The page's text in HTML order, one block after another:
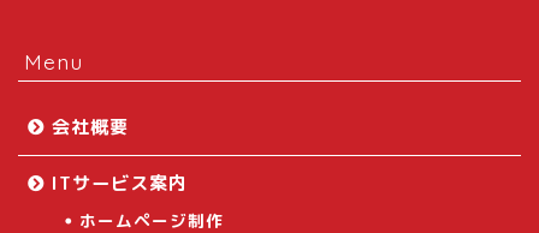
Menu
会社概要
ITサービス案内
ホームページ制作